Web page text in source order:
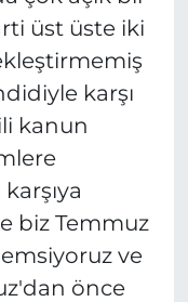
üst üste iki
karşı
kanun
biz Temmuz
ve
önce